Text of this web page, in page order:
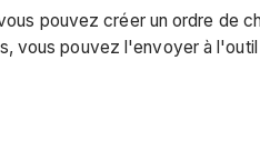
pouvez créer un ordre de
vous pouvez l'envoyer à